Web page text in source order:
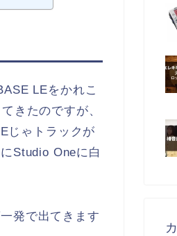
LEをかれこ
きたのですが、
じゃトラックが
Studio Oneに白
発で出てきます